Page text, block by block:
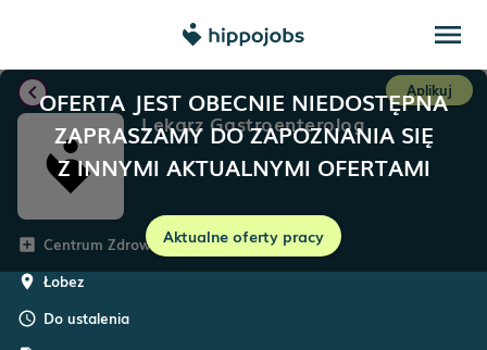
menu
OFERTA JEST OBECNIE NIEDOSTĘPNA
ZAPRASZAMY DO ZAPOZNANIA SIĘ
Z INNYMI AKTUALNYMI OFERTAMI
Aktualne oferty pracy
chevron_left Aplikuj
Lekarz Gastroenterolog
add_box Centrum Zdrowia Fresenius
room Łobez
schedule Do ustalenia